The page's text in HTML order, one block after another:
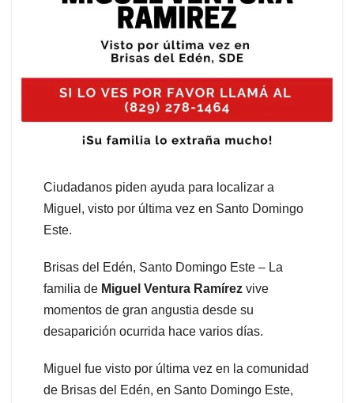
Ciudadanos piden ayuda para localizar a
Miguel, visto por última vez en Santo Domingo
Este.
Brisas del Edén, Santo Domingo Este – La
familia de Miguel Ventura Ramírez vive
momentos de gran angustia desde su
desaparición ocurrida hace varios días.
Miguel fue visto por última vez en la comunidad
de Brisas del Edén, en Santo Domingo Este,